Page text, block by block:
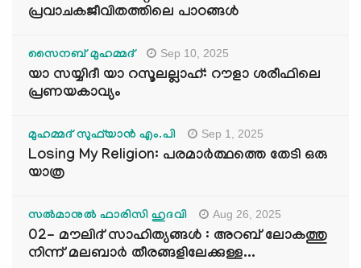
പ്രവാചകജീവിതത്തിലെ പാഠങ്ങൾ
സൈനബ് മുഹമ്മദ് Sep 10, 2025
യാ സയ്യിദീ യാ റസൂലല്ലാഹ്: റൗളാ ശരീഫിലെ
പ്രണയകാവ്യം
മുഹമ്മദ് സുഫ്‌യാൻ എം.പി Sep 1, 2025
Losing My Religion: പരമാർത്ഥത്തെ തേടി ഒരു
യാത്ര
സൽമാനുൽ ഫാരിസി ഹുദവി Aug 26, 2025
02- മൗലിദ് സാഹിത്യങ്ങൾ : അറബ് ലോകത്തു
നിന്ന് മലബാർ തീരങ്ങളിലേക്കുള്ള...